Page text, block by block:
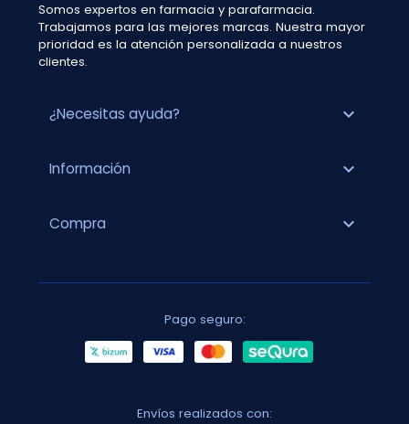
Somos expertos en farmacia y parafarmacia.
Trabajamos para las mejores marcas. Nuestra mayor
prioridad es la atención personalizada a nuestros
clientes.
¿Necesitas ayuda? expand_more
Información expand_more
Compra expand_more
Pago seguro:
Envíos realizados con: